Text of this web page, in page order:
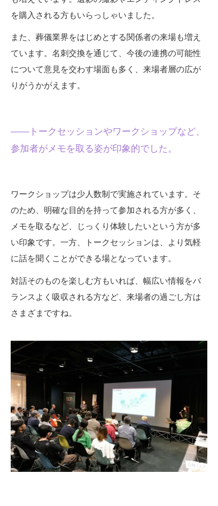
を購入される方もいらっしゃいました。
また、葬儀業界をはじめとする関係者の来場も増え
ています。名刺交換を通じて、今後の連携の可能性
について意見を交わす場面も多く、来場者層の広が
りがうかがえます。
——トークセッションやワークショップなど、
参加者がメモを取る姿が印象的でした。
ワークショップは少人数制で実施されています。そ
のため、明確な目的を持って参加される方が多く、
メモを取るなど、じっくり体験したいという方が多
い印象です。一方、トークセッションは、より気軽
に話を聞くことができる場となっています。
対話そのものを楽しむ方もいれば、幅広い情報をバ
ランスよく吸収される方など、来場者の過ごし方は
さまざまですね。